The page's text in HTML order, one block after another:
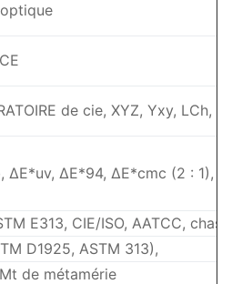
de cie, XYZ, Yxy, LCh,
ΔE*uv, ΔE*94, ΔE*cmc (2 : 1),
E313, CIE/ISO, AATCC,
D1925, ASTM 313),
de métamérie